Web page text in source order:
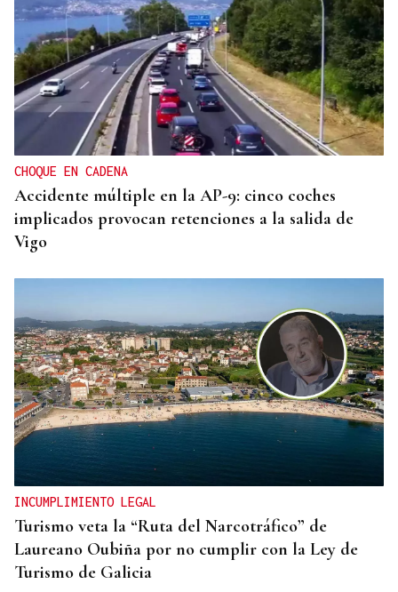
CHOQUE EN CADENA
Accidente múltiple en la AP-9: cinco coches
implicados provocan retenciones a la salida de
Vigo
INCUMPLIMIENTO LEGAL
Turismo veta la “Ruta del Narcotráfico” de
Laureano Oubiña por no cumplir con la Ley de
Turismo de Galicia